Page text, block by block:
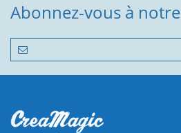
Abonnez-vous à notre